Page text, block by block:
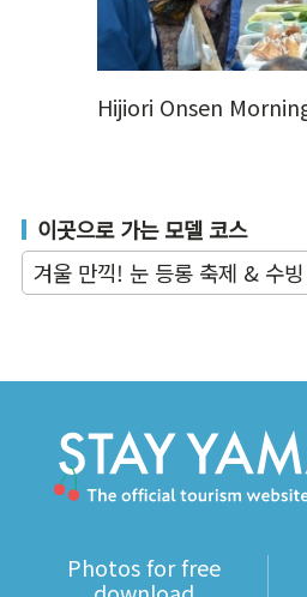
Hijiori Onsen
이곳으로 가는 모델 코스
겨울 만끽! 눈 등롱 축제 & 수
Photos for free